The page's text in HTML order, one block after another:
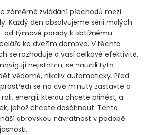
záměrné zvládání přechodů mezi
Každý den absolvujeme sérii malých
od týmové porady k obtížnému
ke dveřím domova. V těchto
se rozhoduje o vaší celkové efektivitě.
nejistotou, se naučili tyto
vědomě, nikoliv automaticky. Před
se na dvě minuty zastavte a
energii, kterou chcete přinést, a
jehož chcete dosáhnout. Tento
obrovskou návratnost v podobě